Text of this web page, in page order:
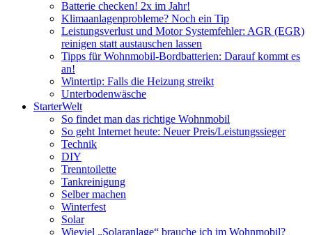
Batterie checken! 2x im Jahr!
Klimaanlagenprobleme? Noch ein Tip
Leistungsverlust und Motor Systemfehler: AGR (EGR)
reinigen statt austauschen lassen
Tipps für Wohnmobil-Bordbatterien: Darauf kommt es
an!
Wintertip: Falls die Heizung streikt
Unterbodenwäsche
StarterWelt
So findet man das richtige Wohnmobil
So geht Internet heute: Neuer Preis/Leistungssieger
Technik
DIY
Trenntoilette
Tankreinigung
Selber machen
Winterfest
Solar
Wieviel „Solaranlage“ brauche ich im Wohnmobil?